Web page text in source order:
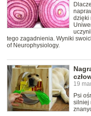
dzięki
tego zagadnienia. Wyniki
of Neurophysiology.
19
Psi
silniej